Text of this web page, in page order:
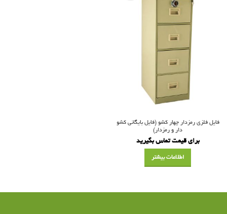
فایل فلزی رمزدار چهار کشو (فایل بایگانی کشو
دار و رمزدار)
برای قیمت تماس بگیرید
اطلاعات بیشتر